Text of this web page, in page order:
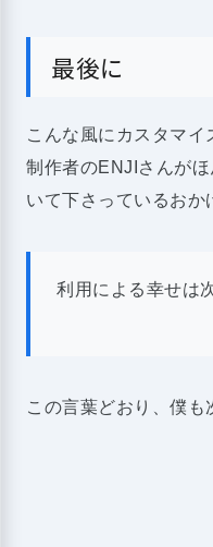
最後に
こんな風にカスタマ
制作者のENJIさんが
いて下さっているおか
利用による幸せは
この言葉どおり、僕も